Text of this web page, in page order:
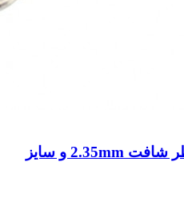
ست سه نظام پنج سر با قطر شافت 2.35mm و سایز